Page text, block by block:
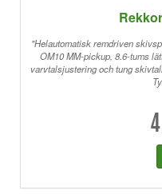
"Helautomatisk remdriven
OM10 MM-pickup, 8.6-tums
varvtalsjustering och tung